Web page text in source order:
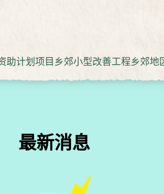
助计划项目 乡郊小型改善工程乡郊地
最新消息